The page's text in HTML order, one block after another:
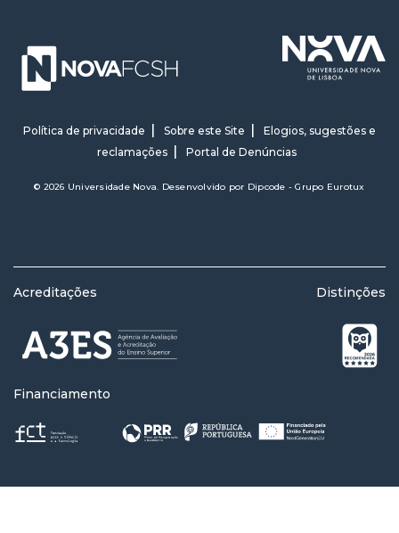
Política de privacidade Sobre este Site
Elogios, sugestões e
reclamações
Portal de Denúncias
© 2026 Universidade Nova. Desenvolvido por Dipcode - Grupo Eurotux
Acreditações Distinções
Financiamento